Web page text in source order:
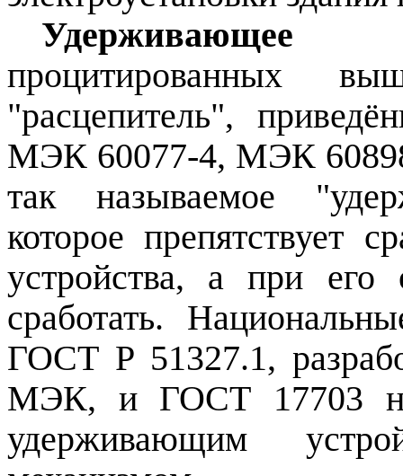
процитированных
"расцепитель",
МЭК 60077‑4, МЭК
так называемое
которое препятствует
устройства, а при его
сработать.
ГОСТ Р 51327.1,
МЭК, и ГОСТ 17703
удерживающим